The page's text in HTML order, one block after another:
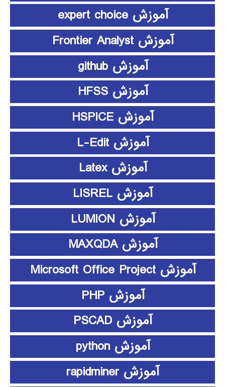
آموزش expert choice
آموزش Frontier Analyst
آموزش github
آموزش HFSS
آموزش HSPICE
آموزش L-Edit
آموزش Latex
آموزش LISREL
آموزش LUMION
آموزش MAXQDA
آموزش Microsoft Office Project
آموزش PHP
آموزش PSCAD
آموزش python
آموزش rapidminer